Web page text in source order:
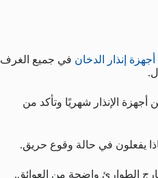
أجهزة إنذار الدخان في جميع الغرف
الإنذار شهريًا وتأكد من
يفعلون في حالة وقوع حريق.
الطوارئ واضحة من العوائق.